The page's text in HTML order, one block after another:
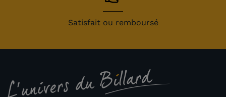
Satisfait ou remboursé